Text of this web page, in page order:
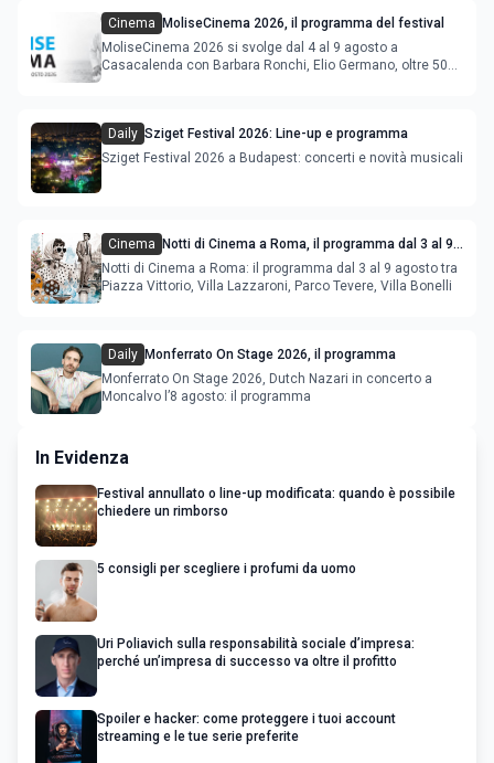
Cinema
MoliseCinema 2026, il programma del festival
MoliseCinema 2026 si svolge dal 4 al 9 agosto a
Casacalenda con Barbara Ronchi, Elio Germano, oltre 50
Daily Sziget Festival 2026: Line-up e programma
Sziget Festival 2026 a Budapest: concerti e novità musicali
Cinema
Notti di Cinema a Roma, il programma dal 3 al 9
agosto
Notti di Cinema a Roma: il programma dal 3 al 9 agosto tra
Piazza Vittorio, Villa Lazzaroni, Parco Tevere, Villa Bonelli
Daily Monferrato On Stage 2026, il programma
Monferrato On Stage 2026, Dutch Nazari in concerto a
Moncalvo l’8 agosto: il programma
In Evidenza
Festival annullato o line-up modificata: quando è possibile
chiedere un rimborso
5 consigli per scegliere i profumi da uomo
Uri Poliavich sulla responsabilità sociale d’impresa:
perché un’impresa di successo va oltre il profitto
Spoiler e hacker: come proteggere i tuoi account
streaming e le tue serie preferite